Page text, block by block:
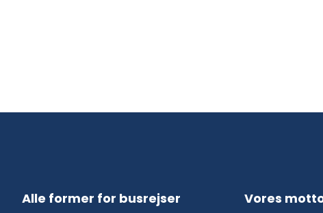
Alle former for busrejser Vores